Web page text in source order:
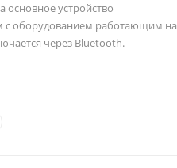
основное устройство
с оборудованием работающим на
через Bluetooth.